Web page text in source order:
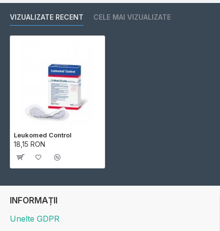
VIZUALIZATE RECENT CELE MAI VIZUALIZATE
Leukomed Control
18,15 RON
INFORMAȚII
Unelte GDPR